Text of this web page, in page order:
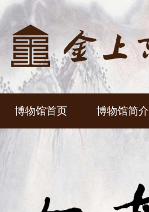
博物馆首页 博物馆简介